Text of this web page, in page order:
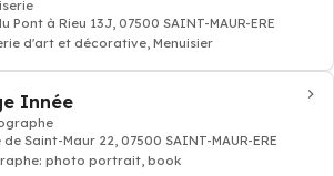
Pont à Rieu 13J, 07500 SAINT-MAUR-ERE
d'art et décorative, Menuisier
Innée
de Saint-Maur 22, 07500 SAINT-MAUR-ERE
photo portrait, book